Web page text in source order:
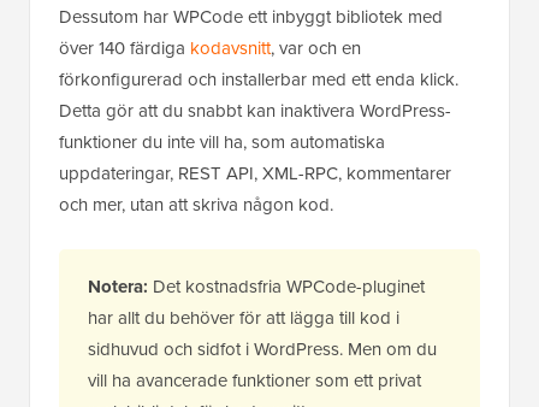
Dessutom har WPCode ett inbyggt bibliotek med
över 140 färdiga kodavsnitt, var och en
förkonfigurerad och installerbar med ett enda klick.
Detta gör att du snabbt kan inaktivera WordPress-
funktioner du inte vill ha, som automatiska
uppdateringar, REST API, XML-RPC, kommentarer
och mer, utan att skriva någon kod.
Notera: Det kostnadsfria WPCode-pluginet
har allt du behöver för att lägga till kod i
sidhuvud och sidfot i WordPress. Men om du
vill ha avancerade funktioner som ett privat